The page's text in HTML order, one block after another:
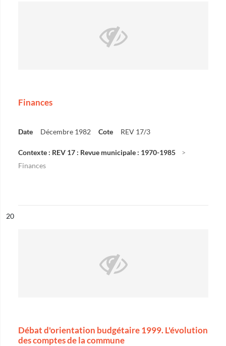
Finances
Date Décembre 1982 Cote REV 17/3
Contexte : REV 17 : Revue municipale : 1970-1985
Finances
n°
20
Débat d'orientation budgétaire 1999. L'évolution
des comptes de la commune